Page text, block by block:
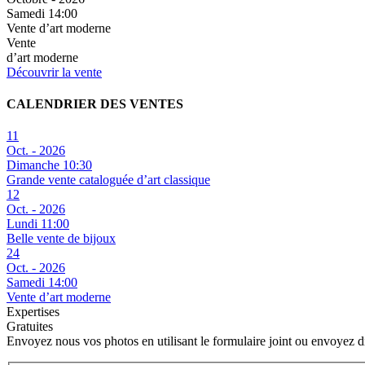
Samedi 14:00
Vente d’art moderne
Vente
d’art moderne
Découvrir la vente
CALENDRIER DES VENTES
11
Oct. - 2026
Dimanche 10:30
Grande vente cataloguée d’art classique
12
Oct. - 2026
Lundi 11:00
Belle vente de bijoux
24
Oct. - 2026
Samedi 14:00
Vente d’art moderne
Expertises
Gratuites
Envoyez nous vos photos en utilisant le formulaire joint ou envoyez